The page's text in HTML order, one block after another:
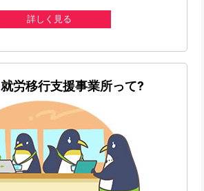
詳しく見る
就労移行支援事業所って?